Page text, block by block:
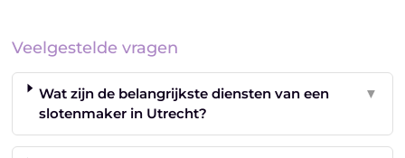
Veelgestelde vragen
Wat zijn de belangrijkste diensten van een
slotenmaker in Utrecht?
▼